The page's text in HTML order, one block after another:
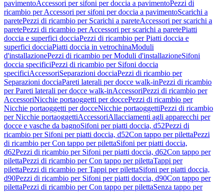
pavimentoAccessori per sifoni per doccia a pavimentoPezzi di
ricambio per Accessori per sifoni per doccia a pavimentoScarichi a
paretePezzi di ricambio per Scarichi a pareteAccessori per scarichi a
paretePezzi di ricambio per Accessori per scarichi a paretePiatti
doccia e superfici docciaPezzi di ricambio per Piatti doccia e
superfici docciaPiatti doccia in vetrochinaModuli
d'installazionePezzi di ricambio per Moduli d'installazioneSifoni
doccia specificiPezzi di ricambio per Sifoni doccia
specificiAccessoriSeparazioni docciaPezzi di ricambio per
Separazioni docciaPareti laterali per docce walk-inPezzi di ricambio
per Pareti laterali per docce walk-inAccessoriPezzi di ricambio per
AccessoriNicchie portaoggetti per doccePezzi di ricambio per
Nicchie portaoggetti per docceNicchie portaoggettiPezzi di ricambio
per Nicchie portaoggettiAccessoriAllacciamenti agli apparecchi per
docce e vasche da bagnoSifoni per piatti doccia, d52Pezzi di
ricambio per Sifoni per piatti doccia, d52Con tappo per pilettaPezzi
di ricambio per Con tappo per pilettaSifoni per piatti doccia,
d62Pezzi di ricambio per Sifoni per piatti doccia, d62Con tappo per
pilettaPezzi di ricambio per Con tappo per pilettaTappi per
pilettaPezzi di ricambio per Tappi per pilettaSifoni per piatti doccia,
d90Pezzi di ricambio per Sifoni per piatti doccia, d90Con tappo per
pilettaPezzi di ricambio per Con tappo per pilettaSenza tappo per